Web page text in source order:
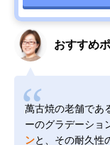
おすすめ
萬古焼の老舗であ
ーのグラデーショ
ンと、その耐久性